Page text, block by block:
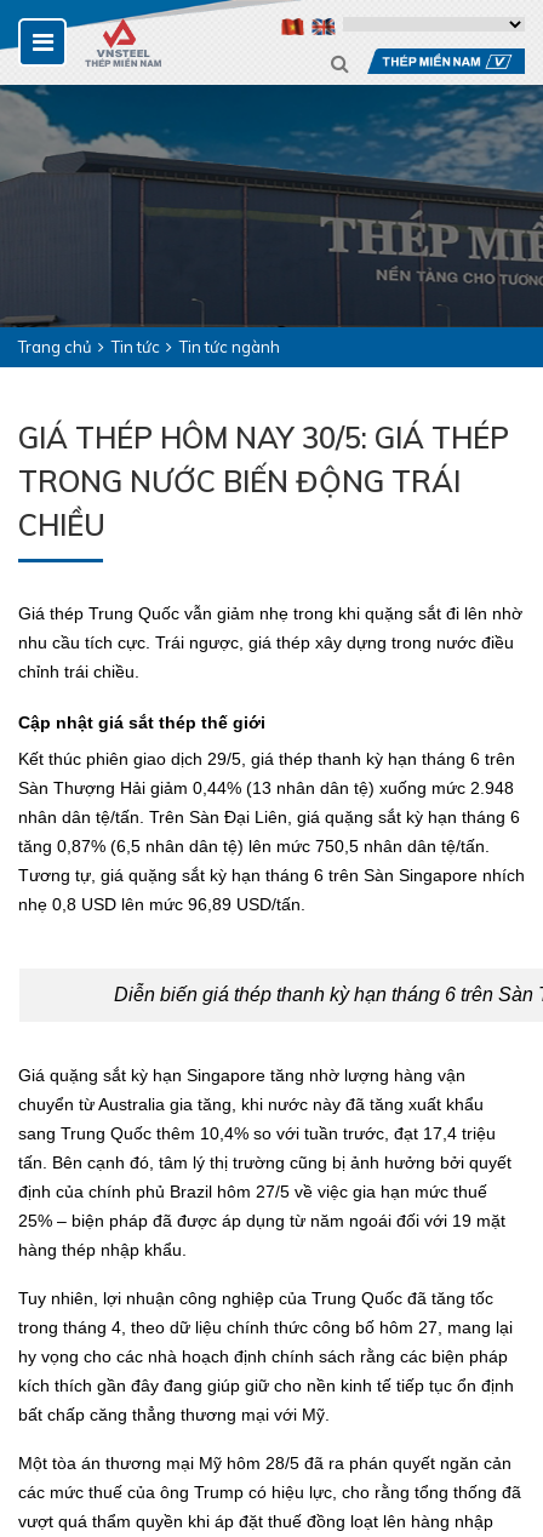
Trang chủ Tin tức Tin tức ngành
GIÁ THÉP HÔM NAY 30/5: GIÁ THÉP
TRONG NƯỚC BIẾN ĐỘNG TRÁI
CHIỀU
Giá thép Trung Quốc vẫn giảm nhẹ trong khi quặng sắt đi lên nhờ
nhu cầu tích cực. Trái ngược, giá thép xây dựng trong nước điều
chỉnh trái chiều.
Cập nhật giá sắt thép thế giới
Kết thúc phiên giao dịch 29/5, giá thép thanh kỳ hạn tháng 6 trên
Sàn Thượng Hải giảm 0,44% (13 nhân dân tệ) xuống mức 2.948
nhân dân tệ/tấn. Trên Sàn Đại Liên, giá quặng sắt kỳ hạn tháng 6
tăng 0,87% (6,5 nhân dân tệ) lên mức 750,5 nhân dân tệ/tấn.
Tương tự, giá quặng sắt kỳ hạn tháng 6 trên Sàn Singapore nhích
nhẹ 0,8 USD lên mức 96,89 USD/tấn.
Diễn biến giá thép thanh kỳ hạn tháng 6 trên
Giá quặng sắt kỳ hạn Singapore tăng nhờ lượng hàng vận
chuyển từ Australia gia tăng, khi nước này đã tăng xuất khẩu
sang Trung Quốc thêm 10,4% so với tuần trước, đạt 17,4 triệu
tấn. Bên cạnh đó, tâm lý thị trường cũng bị ảnh hưởng bởi quyết
định của chính phủ Brazil hôm 27/5 về việc gia hạn mức thuế
25% – biện pháp đã được áp dụng từ năm ngoái đối với 19 mặt
hàng thép nhập khẩu.
Tuy nhiên, lợi nhuận công nghiệp của Trung Quốc đã tăng tốc
trong tháng 4, theo dữ liệu chính thức công bố hôm 27, mang lại
hy vọng cho các nhà hoạch định chính sách rằng các biện pháp
kích thích gần đây đang giúp giữ cho nền kinh tế tiếp tục ổn định
bất chấp căng thẳng thương mại với Mỹ.
Một tòa án thương mại Mỹ hôm 28/5 đã ra phán quyết ngăn cản
các mức thuế của ông Trump có hiệu lực, cho rằng tổng thống đã
vượt quá thẩm quyền khi áp đặt thuế đồng loạt lên hàng nhập